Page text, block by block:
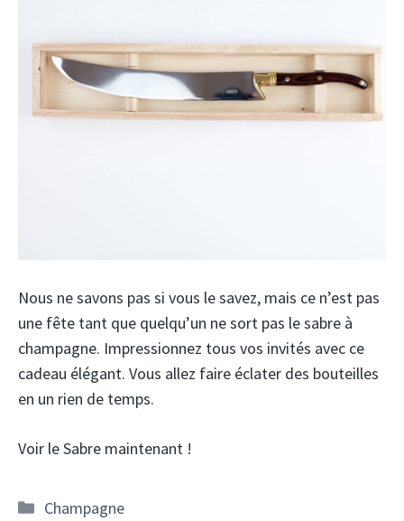
Nous ne savons pas si vous le savez, mais ce n’est pas
une fête tant que quelqu’un ne sort pas le sabre à
champagne. Impressionnez tous vos invités avec ce
cadeau élégant. Vous allez faire éclater des bouteilles
en un rien de temps.
Voir le Sabre maintenant !
Catégories
Champagne